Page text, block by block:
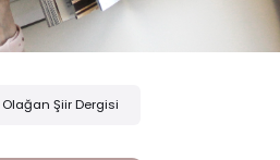
Olağan Şiir Dergisi